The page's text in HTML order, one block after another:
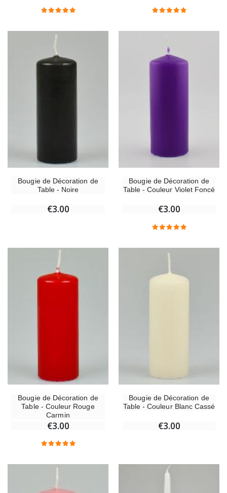
Bougie de Décoration de
Table - Noire
€3.00
Bougie de Décoration de
Table - Couleur Violet Foncé
€3.00
Bougie de Décoration de
Table - Couleur Rouge
Carmin
€3.00
Bougie de Décoration de
Table - Couleur Blanc Cassé
€3.00
€5.00